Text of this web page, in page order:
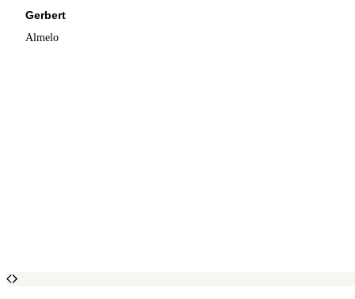
Gerbert
Almelo